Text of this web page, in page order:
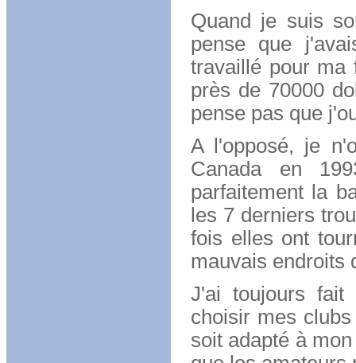
Quand je suis
pense que
travaillé pour ma
près de 70000
pense pas que
A l'opposé, je
Canada en
parfaitement la
les 7 derniers
fois elles ont
mauvais endroits
J'ai toujours fait
choisir mes
soit adapté à